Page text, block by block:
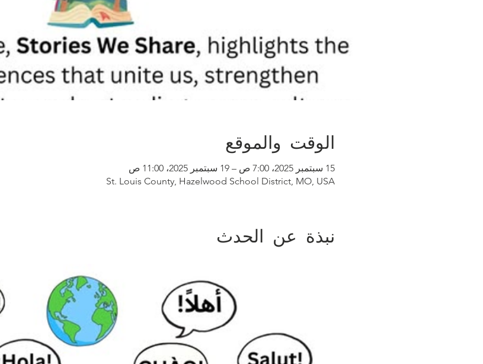
الوقت والموقع
15 سبتمبر 2025، 7:00 ص – 19 سبتمبر 2025، 11:00 ص
St. Louis County, Hazelwood School District, MO, USA
نبذة عن الحدث